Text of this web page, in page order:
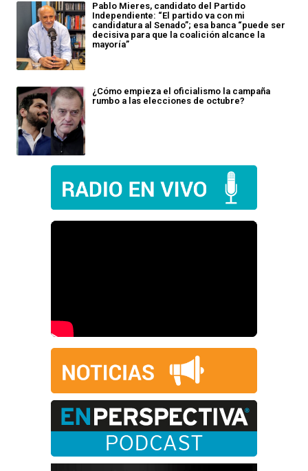
Pablo Mieres, candidato del Partido
Independiente: “El partido va con mi
candidatura al Senado”; esa banca “puede ser
decisiva para que la coalición alcance la
mayoría”
¿Cómo empieza el oficialismo la campaña
rumbo a las elecciones de octubre?